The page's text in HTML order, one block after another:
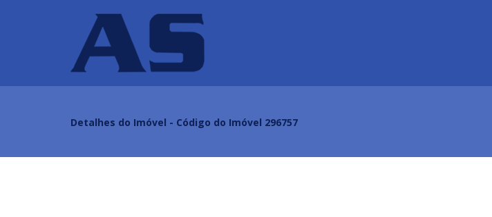
Detalhes do Imóvel - Código do Imóvel 296757